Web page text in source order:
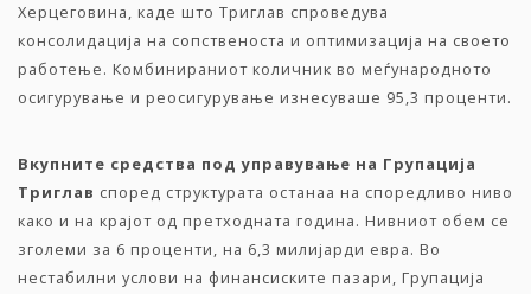
Херцеговина, каде што Триглав спроведува
консолидација на сопственоста и оптимизација на своето
работење. Комбинираниот количник во меѓународното
осигурување и реосигурување изнесуваше 95,3 проценти.
Вкупните средства под управување на Групација
Триглав според структурата останаа на споредливо ниво
како и на крајот од претходната година. Нивниот обем се
зголеми за 6 проценти, на 6,3 милијарди евра. Во
нестабилни услови на финансиските пазари, Групација